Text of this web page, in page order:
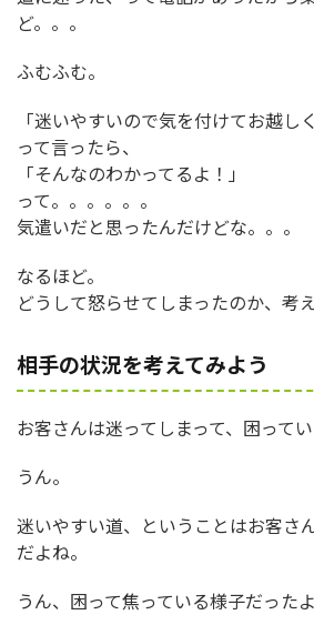
ど。。。
ふむふむ。
「迷いやすいので気を付けてお越し
って言ったら、
「そんなのわかってるよ！」
って。。。。。。
気遣いだと思ったんだけどな。。。
なるほど。
どうして怒らせてしまったのか、考
相手の状況を考えてみよう
お客さんは迷ってしまって、困ってい
うん。
迷いやすい道、ということはお客さ
だよね。
うん、困って焦っている様子だったよ